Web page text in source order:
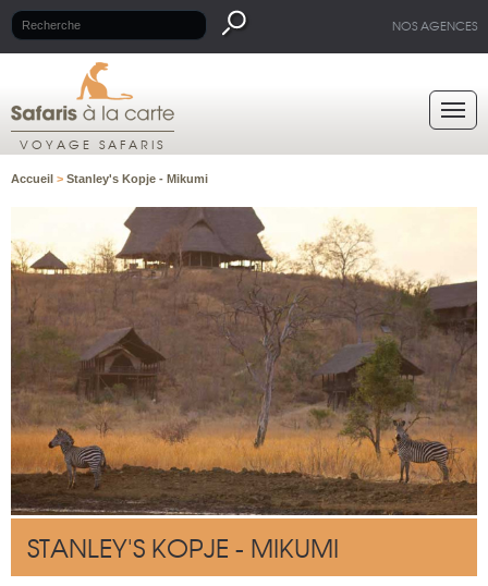
NOS AGENCES
VOYAGE SAFARIS
Accueil > Stanley's Kopje - Mikumi
STANLEY'S KOPJE - MIKUMI